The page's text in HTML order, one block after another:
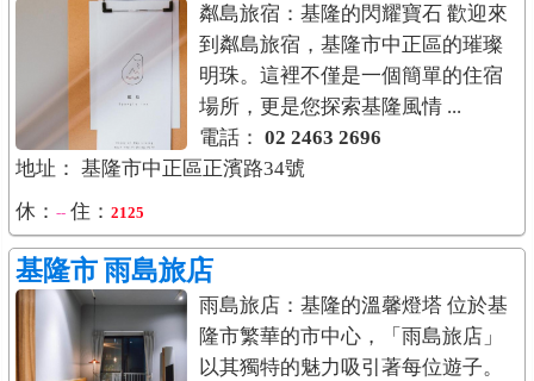
粼島旅宿：基隆的閃耀寶石 歡迎來
到粼島旅宿，基隆市中正區的璀璨
明珠。這裡不僅是一個簡單的住宿
場所，更是您探索基隆風情 ...
電話： 02 2463 2696
地址： 基隆市中正區正濱路34號
休： -- 住： 2125
基隆市雨島旅店
雨島旅店：基隆的溫馨燈塔 位於基
隆市繁華的市中心，「雨島旅店」
以其獨特的魅力吸引著每位遊子。